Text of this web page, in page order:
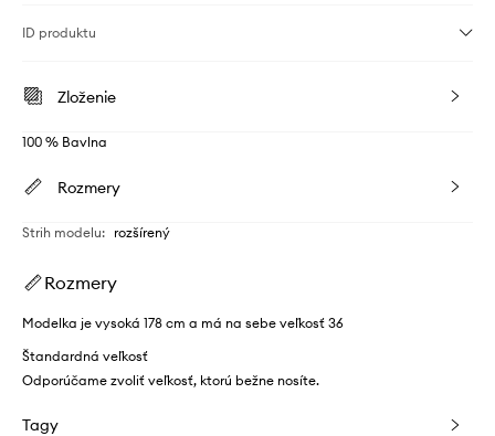
ID produktu
Zloženie
100 % Bavlna
Rozmery
Strih modelu: rozšírený
Rozmery
Modelka je vysoká 178 cm a má na sebe veľkosť 36
Štandardná veľkosť
Odporúčame zvoliť veľkosť, ktorú bežne nosíte.
Tagy